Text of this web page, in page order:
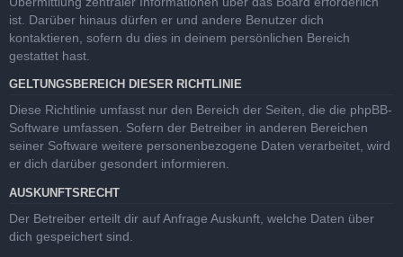
ist. Darüber hinaus dürfen er und andere Benutzer dich
kontaktieren, sofern du dies in deinem persönlichen Bereich
gestattet hast.
GELTUNGSBEREICH DIESER RICHTLINIE
Diese Richtlinie umfasst nur den Bereich der Seiten, die die phpBB-
Software umfassen. Sofern der Betreiber in anderen Bereichen
seiner Software weitere personenbezogene Daten verarbeitet, wird
er dich darüber gesondert informieren.
AUSKUNFTSRECHT
Der Betreiber erteilt dir auf Anfrage Auskunft, welche Daten über
dich gespeichert sind.